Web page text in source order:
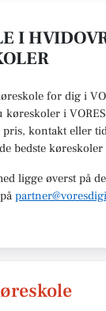
I
for dig i
i VORES
kontakt eller
bedste
ligge øverst på
på